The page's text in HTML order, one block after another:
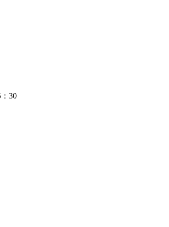
30